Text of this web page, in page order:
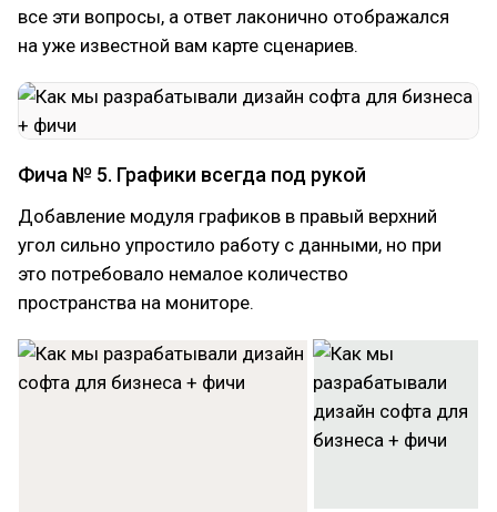
все эти вопросы, а ответ лаконично отображался
на уже известной вам карте сценариев.
Фича № 5. Графики всегда под рукой
Добавление модуля графиков в правый верхний
угол сильно упростило работу с данными, но при
это потребовало немалое количество
пространства на мониторе.